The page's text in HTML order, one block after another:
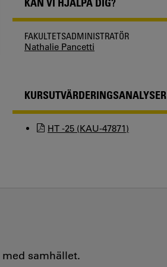
FAKULTETSADMINISTRATÖR
Nathalie Pancetti
KURSUTVÄRDERINGSANALYSER
HT -25 (KAU-47871)
samhället.